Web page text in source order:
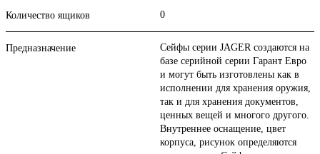
Количество ящиков 0
Предназначение
Сейфы серии JAGER создаются на
базе серийной серии Гарант Евро
и могут быть изготовлены как в
исполнении для хранения оружия,
так и для хранения документов,
ценных вещей и многого другого.
Внутреннее оснащение, цвет
корпуса, рисунок определяются